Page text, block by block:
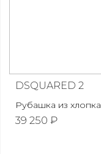
DSQUARED 2
Рубашка из хлопка
39 250 ₽